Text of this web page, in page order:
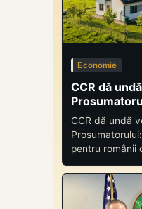
Economie
CCR dă
CCR dă undă
pentru românii